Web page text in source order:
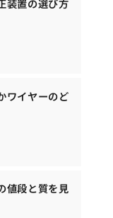
装置の選び方
ワイヤーのど
値段と質を見